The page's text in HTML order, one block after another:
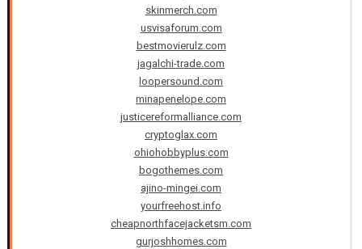
skinmerch.com
usvisaforum.com
bestmovierulz.com
jagalchi-trade.com
loopersound.com
minapenelope.com
justicereformalliance.com
cryptoglax.com
ohiohobbyplus.com
bogothemes.com
ajino-mingei.com
yourfreehost.info
cheapnorthfacejacketsm.com
gurjoshhomes.com